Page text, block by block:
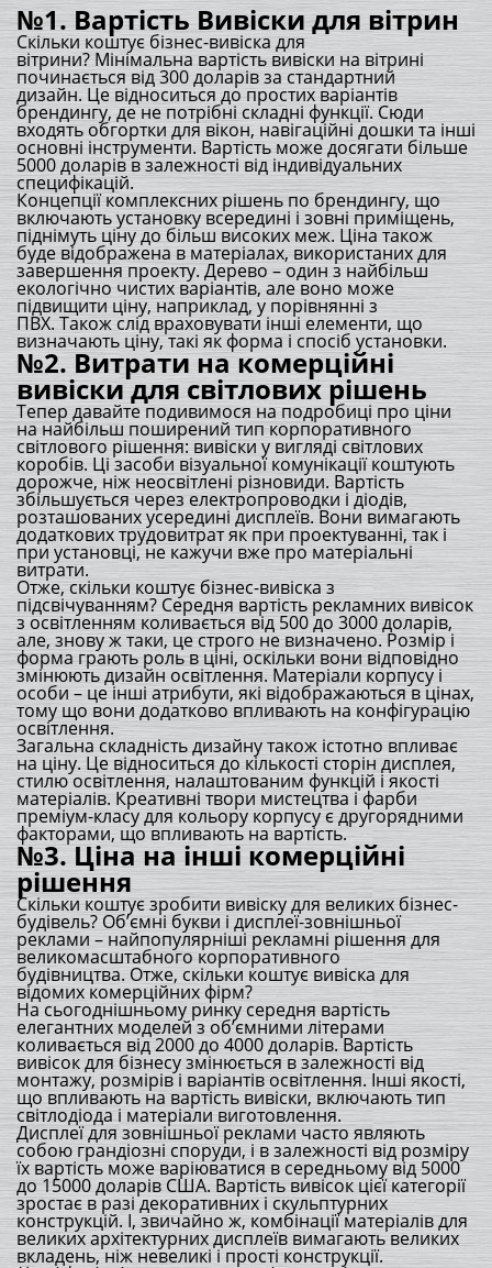
№1. Вартість Вивіски для вітрин
Скільки коштує бізнес-вивіска для
вітрини? Мінімальна вартість вивіски на вітрині
починається від 300 доларів за стандартний
дизайн. Це відноситься до простих варіантів
брендингу, де не потрібні складні функції. Сюди
входять обгортки для вікон, навігаційні дошки та інші
основні інструменти. Вартість може досягати більше
5000 доларів в залежності від індивідуальних
специфікацій.
Концепції комплексних рішень по брендингу, що
включають установку всередині і зовні приміщень,
піднімуть ціну до більш високих меж. Ціна також
буде відображена в матеріалах, використаних для
завершення проекту. Дерево – один з найбільш
екологічно чистих варіантів, але воно може
підвищити ціну, наприклад, у порівнянні з
ПВХ. Також слід враховувати інші елементи, що
визначають ціну, такі як форма і спосіб установки.
№2. Витрати на комерційні
вивіски для світлових рішень
Тепер давайте подивимося на подробиці про ціни
на найбільш поширений тип корпоративного
світлового рішення: вивіски у вигляді світлових
коробів. Ці засоби візуальної комунікації коштують
дорожче, ніж неосвітлені різновиди. Вартість
збільшується через електропроводки і діодів,
розташованих усередині дисплеїв. Вони вимагають
додаткових трудовитрат як при проектуванні, так і
при установці, не кажучи вже про матеріальні
витрати.
Отже, скільки коштує бізнес-вивіска з
підсвічуванням? Середня вартість рекламних вивісок
з освітленням коливається від 500 до 3000 доларів,
але, знову ж таки, це строго не визначено. Розмір і
форма грають роль в ціні, оскільки вони відповідно
змінюють дизайн освітлення. Матеріали корпусу і
особи – це інші атрибути, які відображаються в цінах,
тому що вони додатково впливають на конфігурацію
освітлення.
Загальна складність дизайну також істотно впливає
на ціну. Це відноситься до кількості сторін дисплея,
стилю освітлення, налаштованим функцій і якості
матеріалів. Креативні твори мистецтва і фарби
преміум-класу для кольору корпусу є другорядними
факторами, що впливають на вартість.
№3. Ціна на інші комерційні
рішення
Скільки коштує зробити вивіску для великих бізнес-
будівель? Об’ємні букви і дисплеї-зовнішньої
реклами – найпопулярніші рекламні рішення для
великомасштабного корпоративного
будівництва. Отже, скільки коштує вивіска для
відомих комерційних фірм?
На сьогоднішньому ринку середня вартість
елегантних моделей з об’ємними літерами
коливається від 2000 до 4000 доларів. Вартість
вивісок для бізнесу змінюється в залежності від
монтажу, розмірів і варіантів освітлення. Інші якості,
що впливають на вартість вивіски, включають тип
світлодіода і матеріали виготовлення.
Дисплеї для зовнішньої реклами часто являють
собою грандіозні споруди, і в залежності від розміру
їх вартість може варіюватися в середньому від 5000
до 15000 доларів США. Вартість вивісок цієї категорії
зростає в разі декоративних і скульптурних
конструкцій. І, звичайно ж, комбінації матеріалів для
великих архітектурних дисплеїв вимагають великих
вкладень, ніж невеликі і прості конструкції.